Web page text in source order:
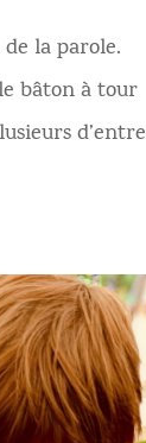
la parole.
bâton à tour
d’entre